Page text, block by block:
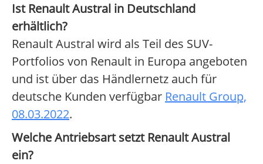
Ist Renault Austral in Deutschland
erhältlich?
Renault Austral wird als Teil des SUV-
Portfolios von Renault in Europa angeboten
und ist über das Händlernetz auch für
deutsche Kunden verfügbar Renault Group,
08.03.2022.
Welche Antriebsart setzt Renault Austral
ein?